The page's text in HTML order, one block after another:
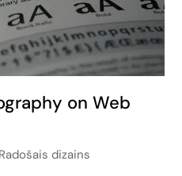
on Web
Radošais dizains